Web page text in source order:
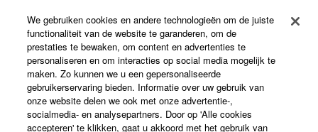
Registratie voor Yamaha Music ID
Over Yamaha
Nederland / België / Luxemburg - Dutch
We gebruiken cookies en andere technologieën om de juiste
functionaliteit van de website te garanderen, om de
prestaties te bewaken, om content en advertenties te
personaliseren en om interacties op social media mogelijk te
maken. Zo kunnen we u een gepersonaliseerde
gebruikerservaring bieden. Informatie over uw gebruik van
onze website delen we ook met onze advertentie-,
socialmedia- en analysepartners. Door op 'Alle cookies
accepteren' te klikken, gaat u akkoord met het gebruik van